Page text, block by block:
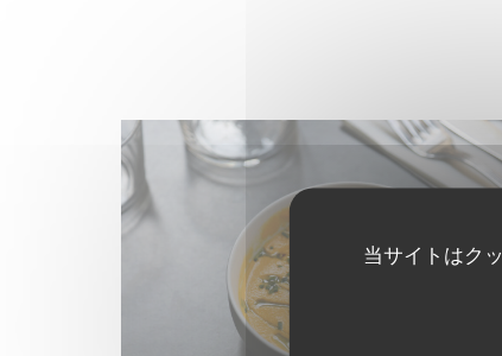
当サイトはク